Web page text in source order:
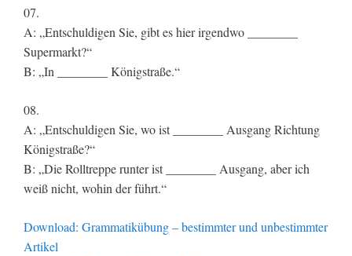
07.
A: „Entschuldigen Sie, gibt es hier irgendwo ________
Supermarkt?“
B: „In ________ Königstraße.“
08.
A: „Entschuldigen Sie, wo ist ________ Ausgang Richtung
Königstraße?“
B: „Die Rolltreppe runter ist ________ Ausgang, aber ich
weiß nicht, wohin der führt.“
Download: Grammatikübung – bestimmter und unbestimmter
Artikel